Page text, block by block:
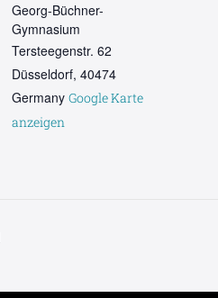
Georg-Büchner-
Gymnasium
Tersteegenstr. 62
Düsseldorf, 40474
Germany Google Karte
anzeigen